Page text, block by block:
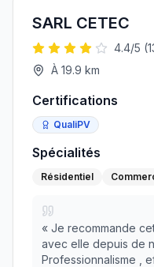
SARL CETEC
4.4/5 (
À 19.9 km
Certifications
QualiPV
Spécialités
Résidentiel
« Je recommande
avec elle depuis de
Professionnalisme ,